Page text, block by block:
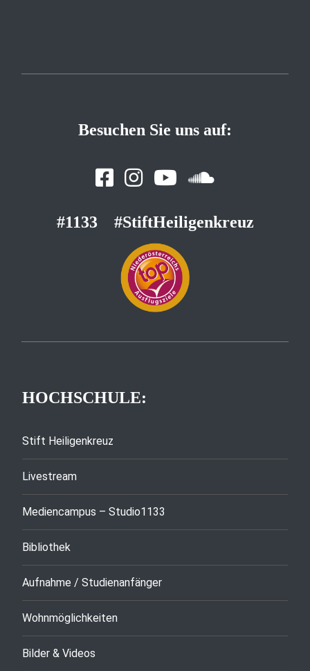
Besuchen Sie uns auf:
#1133 #StiftHeiligenkreuz
HOCHSCHULE:
Stift Heiligenkreuz
Livestream
Mediencampus – Studio1133
Bibliothek
Aufnahme / Studienanfänger
Wohnmöglichkeiten
Bilder & Videos